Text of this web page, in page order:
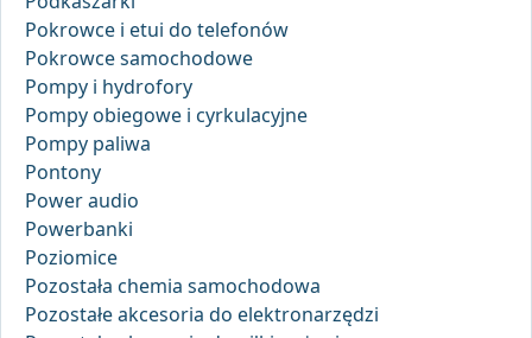
Pokrowce i etui do telefonów
Pokrowce samochodowe
Pompy i hydrofory
Pompy obiegowe i cyrkulacyjne
Pompy paliwa
Pontony
Power audio
Powerbanki
Poziomice
Pozostała chemia samochodowa
Pozostałe akcesoria do elektronarzędzi